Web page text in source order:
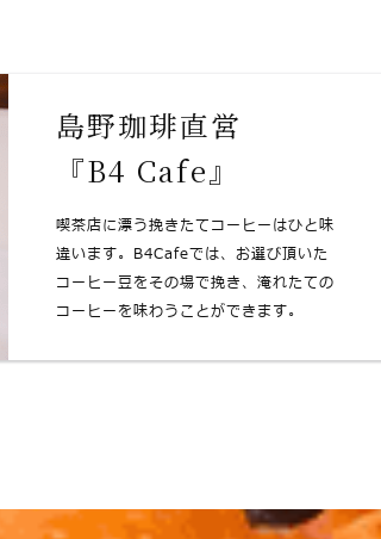
島野珈琲直営
『B4 Cafe』
喫茶店に漂う挽きたてコーヒーはひと味
違います。B4Cafeでは、お選び頂いた
コーヒー⾖をその場で挽き、淹れたての
コーヒーを味わうことができます。